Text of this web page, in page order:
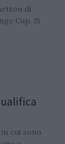
di
Cup. Si
cui sono